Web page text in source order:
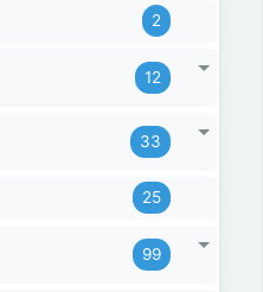
2
12
33
25
99